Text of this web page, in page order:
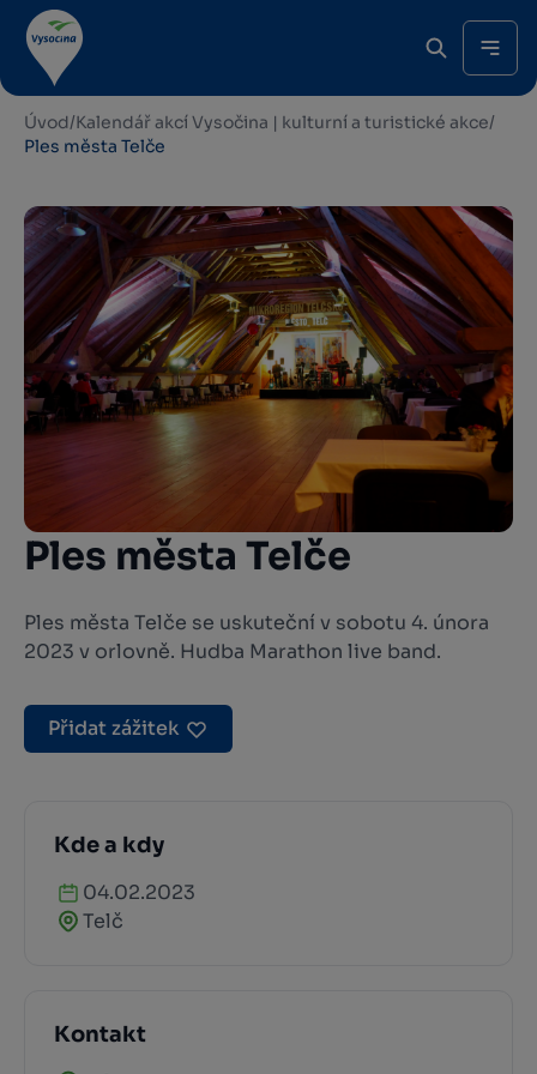
Úvod/Kalendář akcí Vysočina | kulturní a turistické akce/
Ples města Telče
Ples města Telče
Ples města Telče se uskuteční v sobotu 4. února
2023 v orlovně. Hudba Marathon live band.
Přidat zážitek
Kde a kdy
04.02.2023
Telč
Kontakt